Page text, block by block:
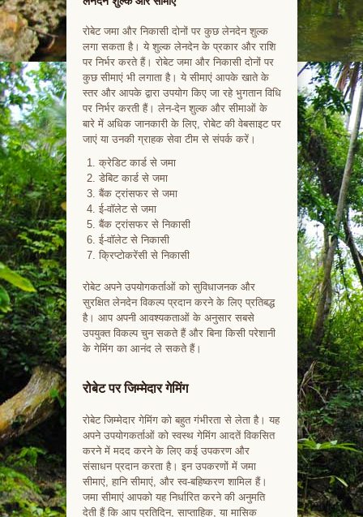
रोबेट जमा और निकासी दोनों पर कुछ लेनदेन शुल्क
लगा सकता है। ये शुल्क लेनदेन के प्रकार और राशि
पर निर्भर करते हैं। रोबेट जमा और निकासी दोनों पर
कुछ सीमाएं भी लगाता है। ये सीमाएं आपके खाते के
स्तर और आपके द्वारा उपयोग किए जा रहे भुगतान विधि
पर निर्भर करती हैं। लेन-देन शुल्क और सीमाओं के
बारे में अधिक जानकारी के लिए, रोबेट की वेबसाइट पर
जाएं या उनकी ग्राहक सेवा टीम से संपर्क करें।
क्रेडिट कार्ड से जमा
डेबिट कार्ड से जमा
बैंक ट्रांसफर से जमा
ई-वॉलेट से जमा
बैंक ट्रांसफर से निकासी
ई-वॉलेट से निकासी
क्रिप्टोकरेंसी से निकासी
रोबेट अपने उपयोगकर्ताओं को सुविधाजनक और
सुरक्षित लेनदेन विकल्प प्रदान करने के लिए प्रतिबद्ध
है। आप अपनी आवश्यकताओं के अनुसार सबसे
उपयुक्त विकल्प चुन सकते हैं और बिना किसी परेशानी
के गेमिंग का आनंद ले सकते हैं।
रोबेट पर जिम्मेदार गेमिंग
रोबेट जिम्मेदार गेमिंग को बहुत गंभीरता से लेता है। यह
अपने उपयोगकर्ताओं को स्वस्थ गेमिंग आदतें विकसित
करने में मदद करने के लिए कई उपकरण और
संसाधन प्रदान करता है। इन उपकरणों में जमा
सीमाएं, हानि सीमाएं, और स्व-बहिष्करण शामिल हैं।
जमा सीमाएं आपको यह निर्धारित करने की अनुमति
देती हैं कि आप प्रतिदिन, साप्ताहिक, या मासिक